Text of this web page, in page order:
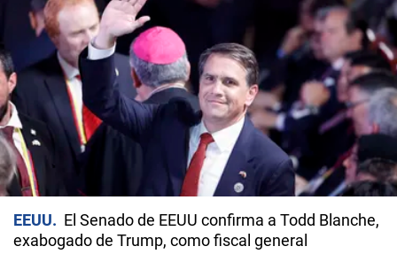
EEUU
El Senado de EEUU confirma a Todd Blanche,
exabogado de Trump, como fiscal general